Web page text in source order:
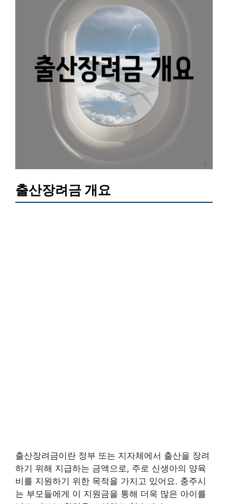
출산장려금 개요
출산장려금이란 정부 또는 지자체에서 출산을 장려
하기 위해 지급하는 금액으로, 주로 신생아의 양육
비를 지원하기 위한 목적을 가지고 있어요. 충주시
는 부모들에게 이 지원금을 통해 더욱 많은 아이를